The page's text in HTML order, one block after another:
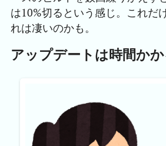
は10%切るという感じ。これだ
れは凄いのかも。
アップデートは時間か